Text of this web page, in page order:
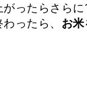
がったらさら
ったら、 お